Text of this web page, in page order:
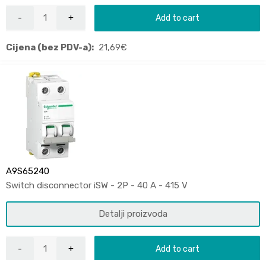
Add to cart
Cijena (bez PDV-a): 21,69€
A9S65240
Switch disconnector iSW - 2P - 40 A - 415 V
Detalji proizvoda
Add to cart